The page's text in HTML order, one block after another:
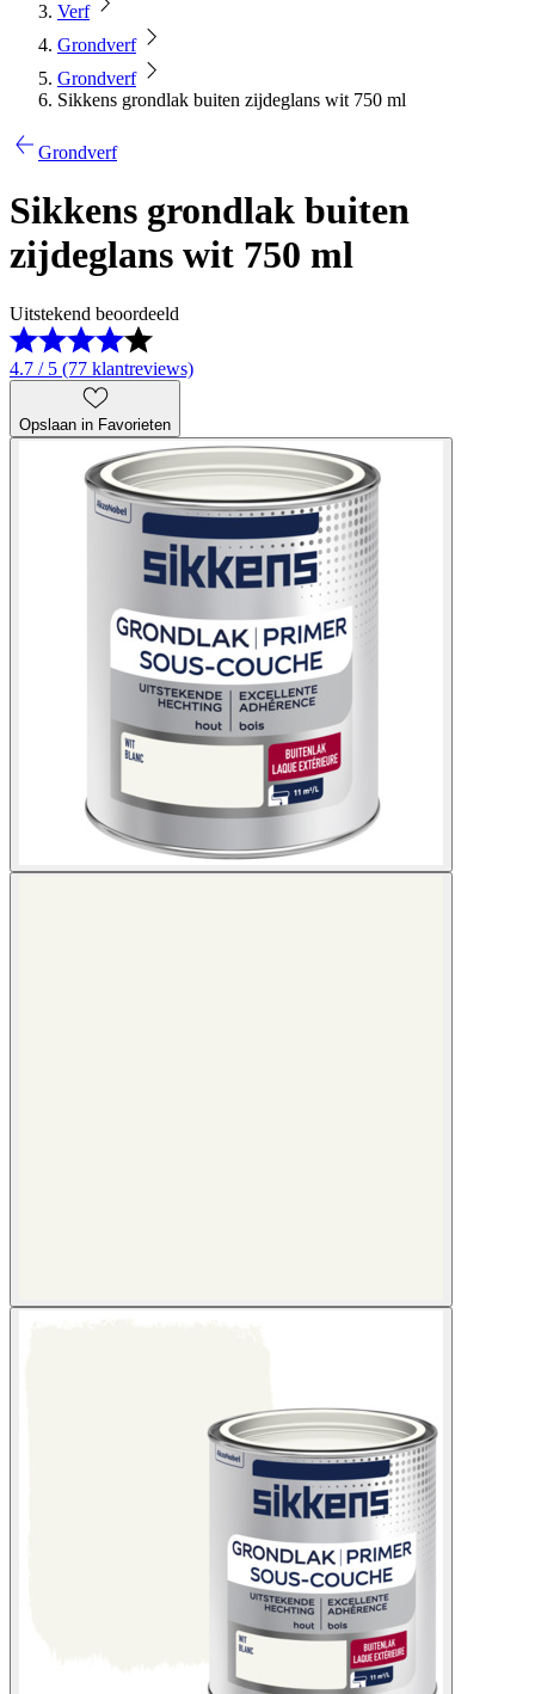
Verf
Grondverf
Grondverf
Sikkens grondlak buiten zijdeglans wit 750 ml
Grondverf
Sikkens grondlak buiten
zijdeglans wit 750 ml
Uitstekend beoordeeld
4.7 / 5 (77 klantreviews)
Opslaan in Favorieten